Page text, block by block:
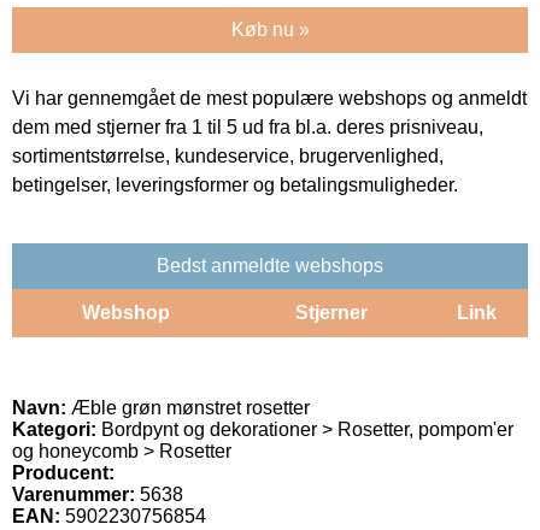
Køb nu »
Vi har gennemgået de mest populære webshops og anmeldt
dem med stjerner fra 1 til 5 ud fra bl.a. deres prisniveau,
sortimentstørrelse, kundeservice, brugervenlighed,
betingelser, leveringsformer og betalingsmuligheder.
Bedst anmeldte webshops
Webshop Stjerner Link
Navn: Æble grøn mønstret rosetter
Kategori: Bordpynt og dekorationer > Rosetter, pompom'er
og honeycomb > Rosetter
Producent:
Varenummer: 5638
EAN: 5902230756854